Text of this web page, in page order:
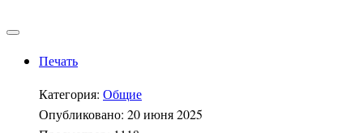
Печать
Категория: Общие
Опубликовано: 20 июня 2025